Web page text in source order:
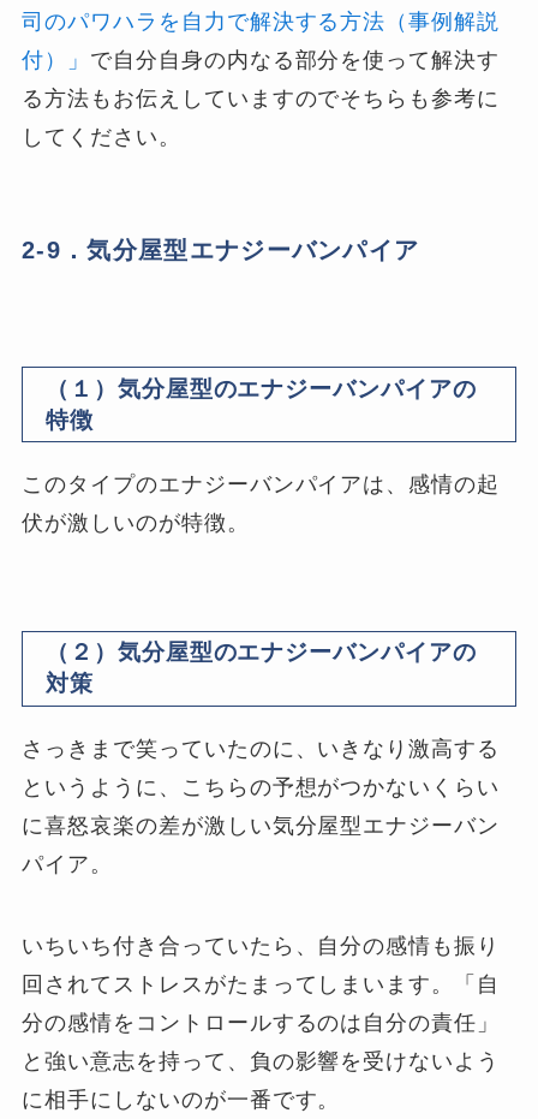
司のパワハラを自力で解決する方法（事例解説
付）」 で自分自身の内なる部分を使って解決す
る方法もお伝えしていますのでそちらも参考に
してください。
2-9．気分屋型エナジーバンパイア
（１）気分屋型のエナジーバンパイアの
特徴
このタイプのエナジーバンパイアは、感情の起
伏が激しいのが特徴。
（２）気分屋型のエナジーバンパイアの
対策
さっきまで笑っていたのに、いきなり激高する
というように、こちらの予想がつかないくらい
に喜怒哀楽の差が激しい気分屋型エナジーバン
パイア。
いちいち付き合っていたら、自分の感情も振り
回されてストレスがたまってしまいます。「自
分の感情をコントロールするのは自分の責任」
と強い意志を持って、負の影響を受けないよう
に相手にしないのが一番です。